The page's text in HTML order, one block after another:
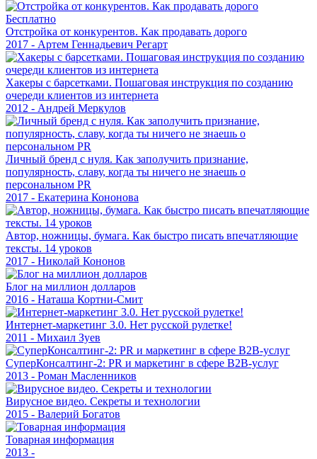
Бесплатно
Отстройка от конкурентов. Как продавать дорого
2017 - Артем Геннадьевич Регарт
Хакеры с барсетками. Пошаговая инструкция по созданию
очереди клиентов из интернета
2012 - Андрей Меркулов
Личный бренд с нуля. Как заполучить признание,
популярность, славу, когда ты ничего не знаешь о
персональном PR
2017 - Екатерина Кононова
Автор, ножницы, бумага. Как быстро писать впечатляющие
тексты. 14 уроков
2017 - Николай Кононов
Блог на миллион долларов
2016 - Наташа Кортни-Смит
Интернет-маркетинг 3.0. Нет русской рулетке!
2011 - Михаил Зуев
СуперКонсалтинг-2: PR и маркетинг в сфере В2В-услуг
2013 - Роман Масленников
Вирусное видео. Секреты и технологии
2015 - Валерий Богатов
Товарная информация
2013 -